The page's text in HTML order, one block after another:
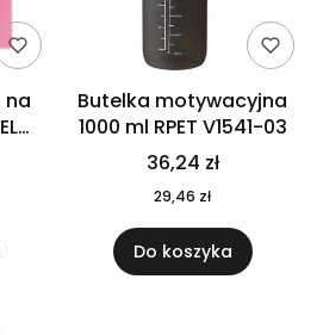
na
11
Butelka motywacyjna
1000 ml RPET V1541-03
36,24 zł
29,46 zł
Do koszyka